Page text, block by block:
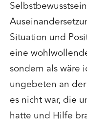
Situation und
eine
sondern als wäre
ungebeten an
es nicht war, die
hatte und Hilfe